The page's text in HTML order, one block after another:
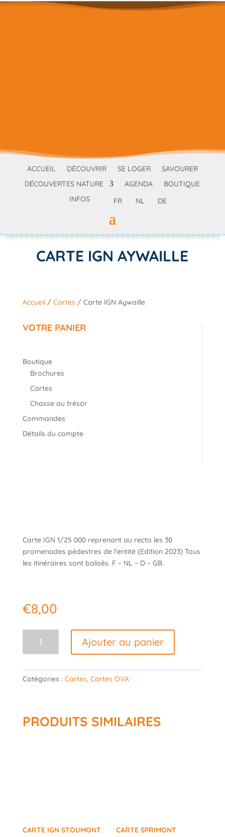
ACCUEIL DÉCOUVRIR SE LOGER
SAVOURER
DÉCOUVERTES NATURE
AGENDA
BOUTIQUE
INFOS
FR NL DE
CARTE IGN AYWAILLE
Accueil/ Cartes / Carte IGN Aywaille
VOTRE PANIER
Boutique
Brochures
Cartes
Chasse au trésor
Commandes
Détails du compte
Carte IGN 1/25 000 reprenant au recto les 30
promenades pédestres de l’entité (Edition 2023) Tous
les itinéraires sont balisés. F – NL – D – GB.
€8,00
IGN
Aywaille
Ajouter au panier
Catégories : Cartes, Cartes OVA
PRODUITS SIMILAIRES
CARTE IGN STOUMONT
CARTE SPRIMONT